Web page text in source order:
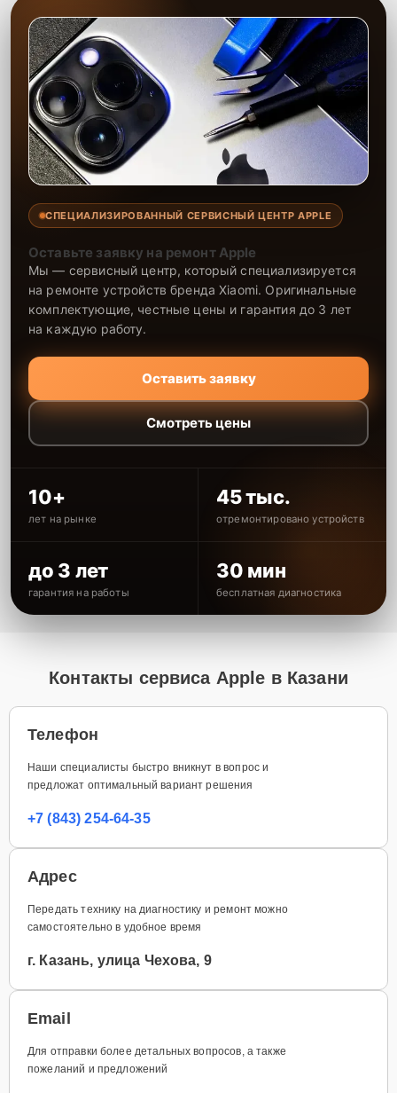
СПЕЦИАЛИЗИРОВАННЫЙ СЕРВИСНЫЙ ЦЕНТР APPLE
Оставьте заявку на ремонт Apple
Мы — сервисный центр, который специализируется
на ремонте устройств бренда Xiaomi. Оригинальные
комплектующие, честные цены и гарантия до 3 лет
на каждую работу.
Оставить заявку
Смотреть цены
10+
лет на рынке
45 тыс.
отремонтировано устройств
до 3 лет
гарантия на работы
30 мин
бесплатная диагностика
Контакты сервиса Apple в Казани
Телефон
Наши специалисты быстро вникнут в вопрос и
предложат оптимальный вариант решения
+7 (843) 254-64-35
Адрес
Передать технику на диагностику и ремонт можно
самостоятельно в удобное время
г. Казань, улица Чехова, 9
Email
Для отправки более детальных вопросов, а также
пожеланий и предложений